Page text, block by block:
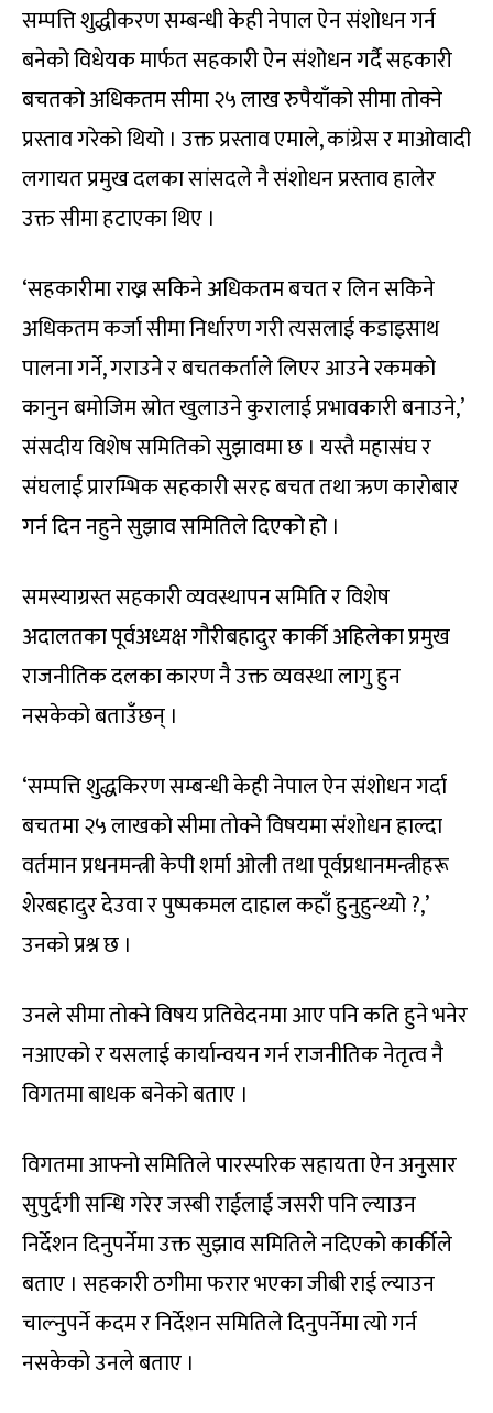
सम्पत्ति शुद्धीकरण सम्बन्धी केही नेपाल ऐन संशोधन गर्न
बनेको विधेयक मार्फत सहकारी ऐन संशोधन गर्दै सहकारी
बचतको अधिकतम सीमा २५ लाख रुपैयाँको सीमा तोक्ने
प्रस्ताव गरेको थियो । उक्त प्रस्ताव एमाले, कांग्रेस र माओवादी
लगायत प्रमुख दलका सांसदले नै संशोधन प्रस्ताव हालेर
उक्त सीमा हटाएका थिए ।
‘सहकारीमा राख्न सकिने अधिकतम बचत र लिन सकिने
अधिकतम कर्जा सीमा निर्धारण गरी त्यसलाई कडाइसाथ
पालना गर्ने, गराउने र बचतकर्ताले लिएर आउने रकमको
कानुन बमोजिम स्रोत खुलाउने कुरालाई प्रभावकारी बनाउने,’
संसदीय विशेष समितिको सुझावमा छ । यस्तै महासंघ र
संघलाई प्रारम्भिक सहकारी सरह बचत तथा ऋण कारोबार
गर्न दिन नहुने सुझाव समितिले दिएको हो ।
समस्याग्रस्त सहकारी व्यवस्थापन समिति र विशेष
अदालतका पूर्वअध्यक्ष गौरीबहादुर कार्की अहिलेका प्रमुख
राजनीतिक दलका कारण नै उक्त व्यवस्था लागु हुन
नसकेको बताउँछन् ।
‘सम्पत्ति शुद्धकिरण सम्बन्धी केही नेपाल ऐन संशोधन गर्दा
बचतमा २५ लाखको सीमा तोक्ने विषयमा संशोधन हाल्दा
वर्तमान प्रधनमन्त्री केपी शर्मा ओली तथा पूर्वप्रधानमन्त्रीहरू
शेरबहादुर देउवा र पुष्पकमल दाहाल कहाँ हुनुहुन्थ्यो ?,’
उनको प्रश्न छ ।
उनले सीमा तोक्ने विषय प्रतिवेदनमा आए पनि कति हुने भनेर
नआएको र यसलाई कार्यान्वयन गर्न राजनीतिक नेतृत्व नै
विगतमा बाधक बनेको बताए ।
विगतमा आफ्नो समितिले पारस्परिक सहायता ऐन अनुसार
सुपुर्दगी सन्धि गरेर जस्बी राईलाई जसरी पनि ल्याउन
निर्देशन दिनुपर्नेमा उक्त सुझाव समितिले नदिएको कार्कीले
बताए । सहकारी ठगीमा फरार भएका जीबी राई ल्याउन
चाल्नुपर्ने कदम र निर्देशन समितिले दिनुपर्नेमा त्यो गर्न
नसकेको उनले बताए ।